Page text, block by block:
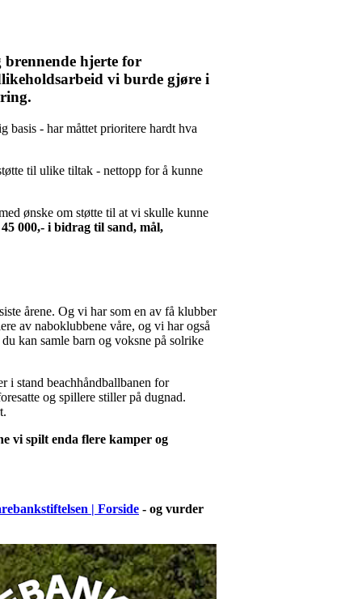
brennende hjerte for
vi burde gjøre i
basis - har måttet prioritere hardt hva
til ulike tiltak - nettopp for å kunne
ønske om støtte til at vi skulle kunne
000,- i bidrag til sand, mål,
årene. Og vi har som en av få klubber
av naboklubbene våre, og vi har også
kan samle barn og voksne på solrike
i stand beachhåndballbanen for
og spillere stiller på dugnad.
vi spilt enda flere kamper og
| Forside - og vurder